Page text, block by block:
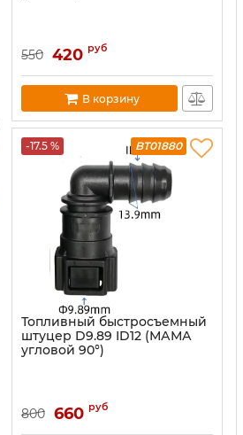
550 420 руб
В корзину
-17.5 % BT01880
Топливный быстросъемный
штуцер D9.89 ID12 (МАМА
угловой 90°)
800 660 руб